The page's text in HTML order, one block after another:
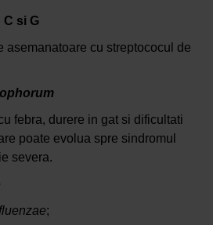
si G
asemanatoare cu streptococul de
febra, durere in gat si dificultati
poate evolua spre sindromul
severa.
;